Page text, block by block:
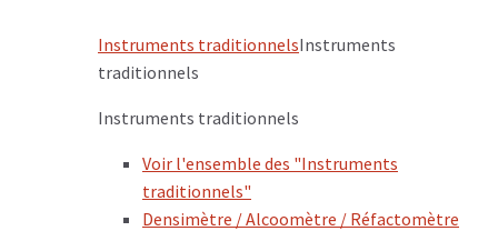
Instruments traditionnelsInstruments
traditionnels
Instruments traditionnels
Voir l'ensemble des "Instruments
traditionnels"
Densimètre / Alcoomètre / Réfactomètre